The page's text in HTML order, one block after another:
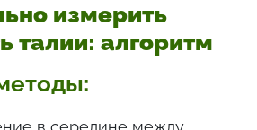
измерить
талии: алгоритм